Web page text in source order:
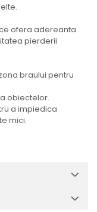
ofera adereanta
pierderii
braului pentru
obiectelor.
a impiedica
mici.